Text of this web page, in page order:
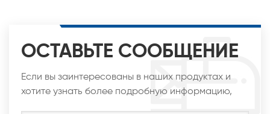
ОСТАВЬТЕ СООБЩЕНИЕ
Если вы заинтересованы в наших продуктах и
хотите узнать более подробную информацию,